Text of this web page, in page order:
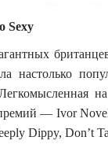
Sexy
настолько
— Ivor
Dippy, Don’t